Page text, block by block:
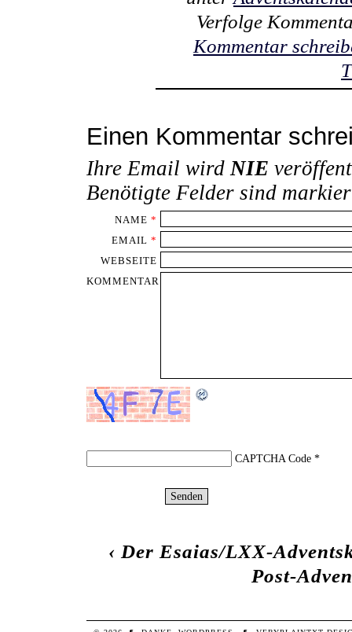
Verfolge
Kommentar
Einen Kommentar
Ihre Email wird NIE
Benötigte Felder sind
NAME *
EMAIL *
WEBSEITE
KOMMENTAR
CAPTCHA Code*
‹ Der Esaias/LXX-
Post-